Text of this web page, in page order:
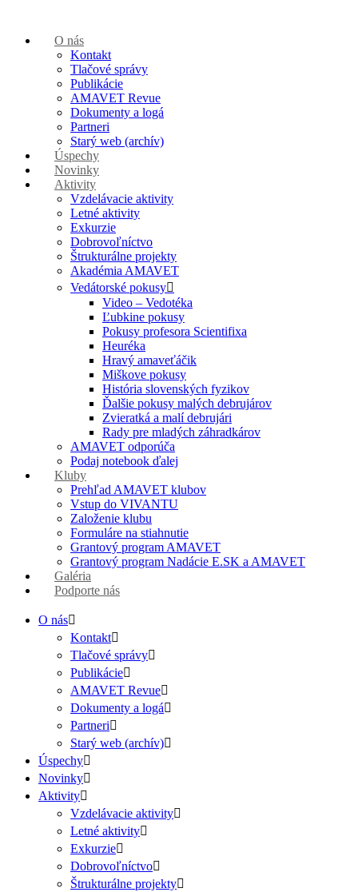
O nás
Kontakt
Tlačové správy
Publikácie
AMAVET Revue
Dokumenty a logá
Partneri
Starý web (archív)
Úspechy
Novinky
Aktivity
Vzdelávacie aktivity
Letné aktivity
Exkurzie
Dobrovoľníctvo
Štrukturálne projekty
Akadémia AMAVET
Vedátorské pokusy
Video – Vedotéka
Ľubkine pokusy
Pokusy profesora Scientifixa
Heuréka
Hravý amaveťáčik
Miškove pokusy
História slovenských fyzikov
Ďalšie pokusy malých debrujárov
Zvieratká a malí debrujári
Rady pre mladých záhradkárov
AMAVET odporúča
Podaj notebook ďalej
Kluby
Prehľad AMAVET klubov
Vstup do VIVANTU
Založenie klubu
Formuláre na stiahnutie
Grantový program AMAVET
Grantový program Nadácie E.SK a AMAVET
Galéria
Podporte nás
O nás
Kontakt
Tlačové správy
Publikácie
AMAVET Revue
Dokumenty a logá
Partneri
Starý web (archív)
Úspechy
Novinky
Aktivity
Vzdelávacie aktivity
Letné aktivity
Exkurzie
Dobrovoľníctvo
Štrukturálne projekty